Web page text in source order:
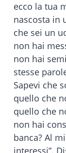
ecco la tua
nascosta in
che sei un
non hai
non hai
stesse
Sapevi che
quello che
quello che
non hai
banca? Al
interessi”.